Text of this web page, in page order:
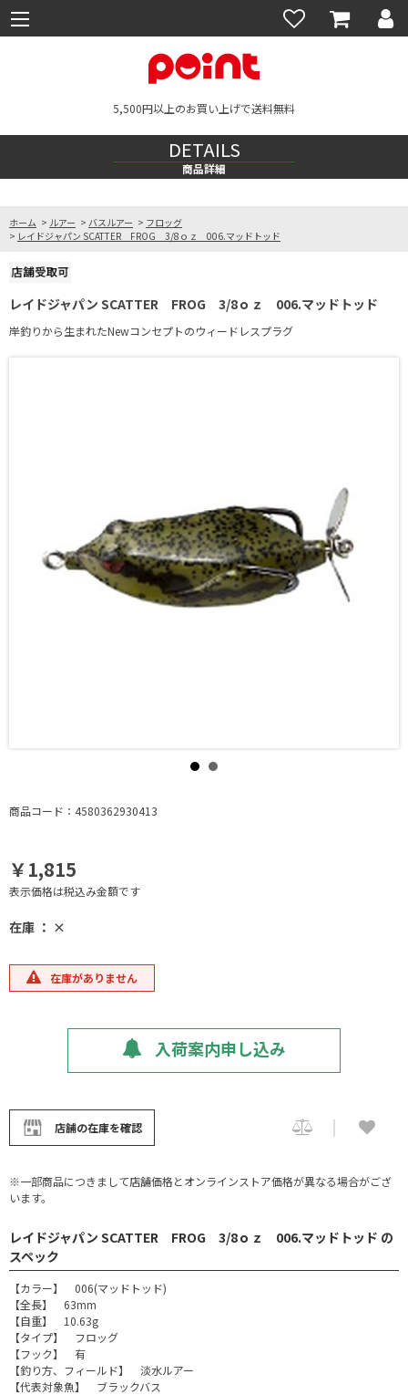
5,500円以上のお買い上げで送料無料
DETAILS
商品詳細
ホーム > ルアー > バスルアー > フロッグ
> レイドジャパン SCATTER FROG 3/8ｏｚ 006.マッドトッド
レイドジャパン SCATTER FROG 3/8ｏｚ 006.マッドトッド
岸釣りから生まれたNewコンセプトのウィードレスプラグ
商品コード：4580362930413
￥1,815
表示価格は税込み金額です
在庫 ： ×
在庫がありません
入荷案内申し込み
店舗の在庫を確認
※一部商品につきまして店舗価格とオンラインストア価格が異なる場合がござ
います。
レイドジャパン SCATTER FROG 3/8ｏｚ 006.マッドトッド の
スペック
【カラー】 006(マッドトッド)
【全長】 63mm
【自重】 10.63g
【タイプ】 フロッグ
【フック】 有
【釣り方、フィールド】 淡水ルアー
【代表対象魚】 ブラックバス